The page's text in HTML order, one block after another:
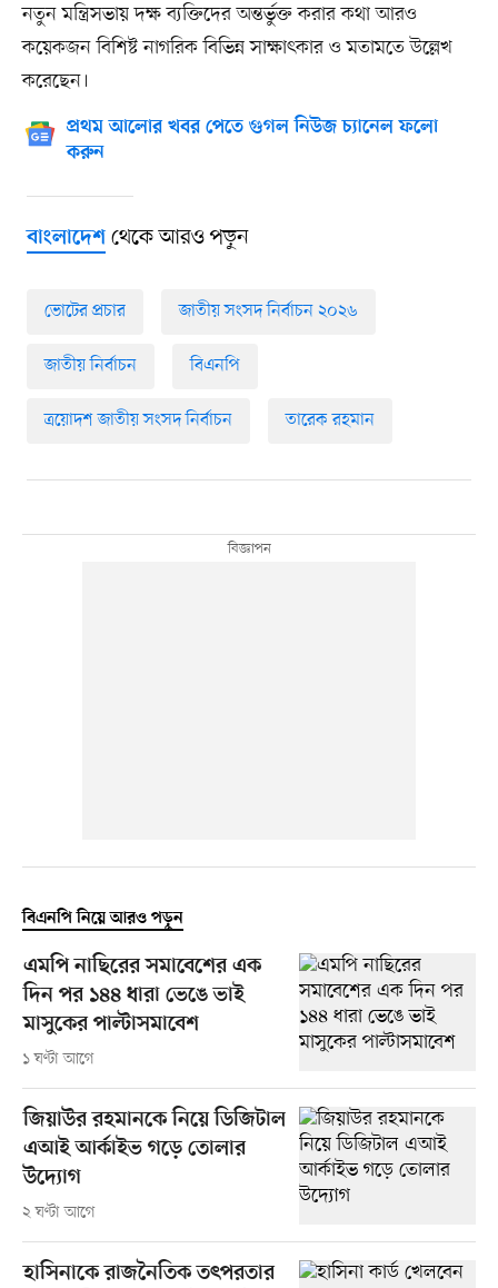
নতুন মন্ত্রিসভায় দক্ষ ব্যক্তিদের অন্তর্ভুক্ত করার কথা আরও
কয়েকজন বিশিষ্ট নাগরিক বিভিন্ন সাক্ষাৎকার ও মতামতে উল্লেখ
করেছেন।
প্রথম আলোর খবর পেতে গুগল নিউজ চ্যানেল ফলো
করুন
বাংলাদেশথেকে আরও পড়ুন
ভোটের প্রচার জাতীয় সংসদ নির্বাচন ২০২৬
জাতীয় নির্বাচন বিএনপি
ত্রয়োদশ জাতীয় সংসদ নির্বাচন তারেক রহমান
বিএনপি নিয়ে আরও পড়ুন
এমপি নাছিরের সমাবেশের এক
দিন পর ১৪৪ ধারা ভেঙে ভাই
মাসুকের পাল্টাসমাবেশ
১ ঘণ্টা আগে
জিয়াউর রহমানকে নিয়ে ডিজিটাল
এআই আর্কাইভ গড়ে তোলার
উদ্যোগ
২ ঘণ্টা আগে
হাসিনাকে রাজনৈতিক তৎপরতার